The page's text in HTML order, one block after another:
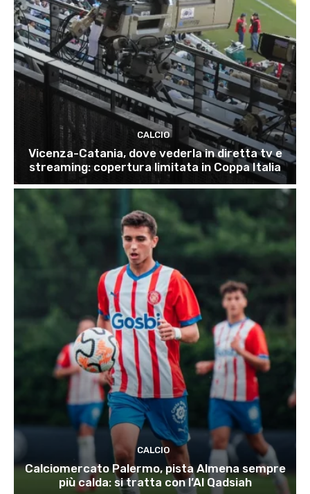
CALCIO
Vicenza-Catania, dove vederla in diretta tv e
streaming: copertura limitata in Coppa Italia
CALCIO
Calciomercato Palermo, pista Almena sempre
più calda: si tratta con l’Al Qadsiah